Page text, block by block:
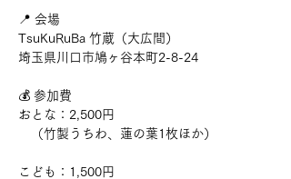
📍 会場
TsuKuRuBa 竹蔵（大広間）
埼玉県川口市鳩ヶ谷本町2-8-24
💰 参加費
おとな：2,500円
（竹製うちわ、蓮の葉1枚ほか）
こども：1,500円